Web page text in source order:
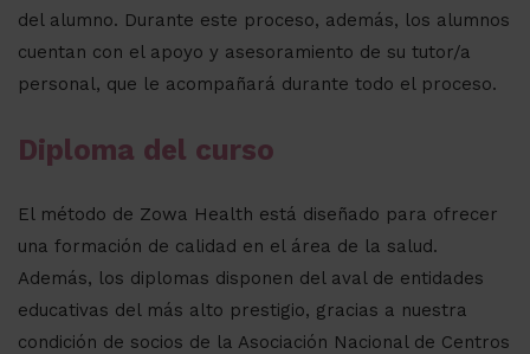
del alumno. Durante este proceso, además, los alumnos
cuentan con el apoyo y asesoramiento de su tutor/a
personal, que le acompañará durante todo el proceso.
Diploma del curso
El método de Zowa Health está diseñado para ofrecer
una formación de calidad en el área de la salud.
Además, los diplomas disponen del aval de entidades
educativas del más alto prestigio, gracias a nuestra
condición de socios de la Asociación Nacional de Centros